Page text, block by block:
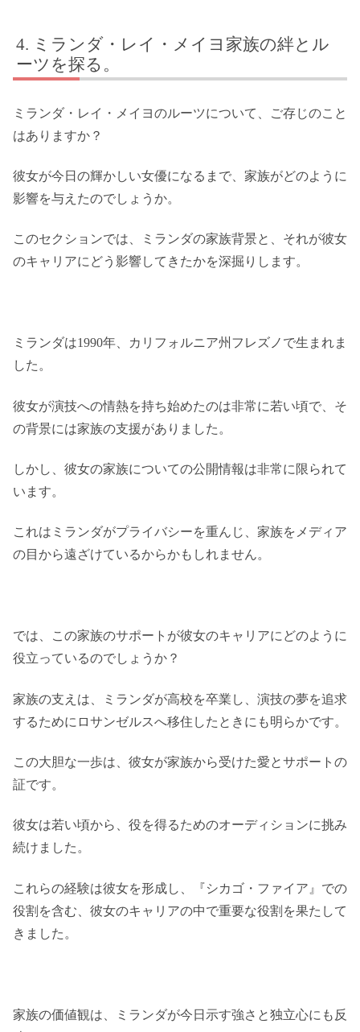
ミランダ・レイ・メイヨ家族の絆とル
ーツを探る。
ミランダ・レイ・メイヨのルーツについて、ご存じのこと
はありますか？
彼女が今日の輝かしい女優になるまで、家族がどのように
影響を与えたのでしょうか。
このセクションでは、ミランダの家族背景と、それが彼女
のキャリアにどう影響してきたかを深掘りします。
ミランダは1990年、カリフォルニア州フレズノで生まれま
した。
彼女が演技への情熱を持ち始めたのは非常に若い頃で、そ
の背景には家族の支援がありました。
しかし、彼女の家族についての公開情報は非常に限られて
います。
これはミランダがプライバシーを重んじ、家族をメディア
の目から遠ざけているからかもしれません。
では、この家族のサポートが彼女のキャリアにどのように
役立っているのでしょうか？
家族の支えは、ミランダが高校を卒業し、演技の夢を追求
するためにロサンゼルスへ移住したときにも明らかです。
この大胆な一歩は、彼女が家族から受けた愛とサポートの
証です。
彼女は若い頃から、役を得るためのオーディションに挑み
続けました。
これらの経験は彼女を形成し、『シカゴ・ファイア』での
役割を含む、彼女のキャリアの中で重要な役割を果たして
きました。
家族の価値観は、ミランダが今日示す強さと独立心にも反